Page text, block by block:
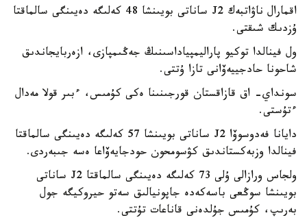
اقمارال ناۋاتبەك J2 ساناتى بويىنشا 48 كەلىگە دەيىنگى سالماقتا
ۇزدىك شىقتى.
ول فينالدا توكيو پاراليمپياداسىنىڭ جەڭىمپازى، ازەربايجاندىق
شاحونا حادجييەۆانى تازا ۇتتى.
سونداي- اق قازاقستان قورجىنىنا ەكى كۇمىس، ءبىر قولا مەدال
ءتۇستى.
دايانا فەدوسوۆا J2 ساناتى بويىنشا 57 كەلىگە دەيىنگى سالماقتا
فينالدا وزبەكستاندىق كۋسومحون حودجايەۆاعا ەسە جىبەردى.
ولجاس ورازالى ۇلى 73 كەلىگە دەيىنگى سالماقتا J2 ساناتى
بويىنشا سوڭعى باسەكەدە جاپونيالىق سەتو حيروكيگە جول
بەرىپ، كۇمىس جۇلدەنى قاناعات تۇتتى.